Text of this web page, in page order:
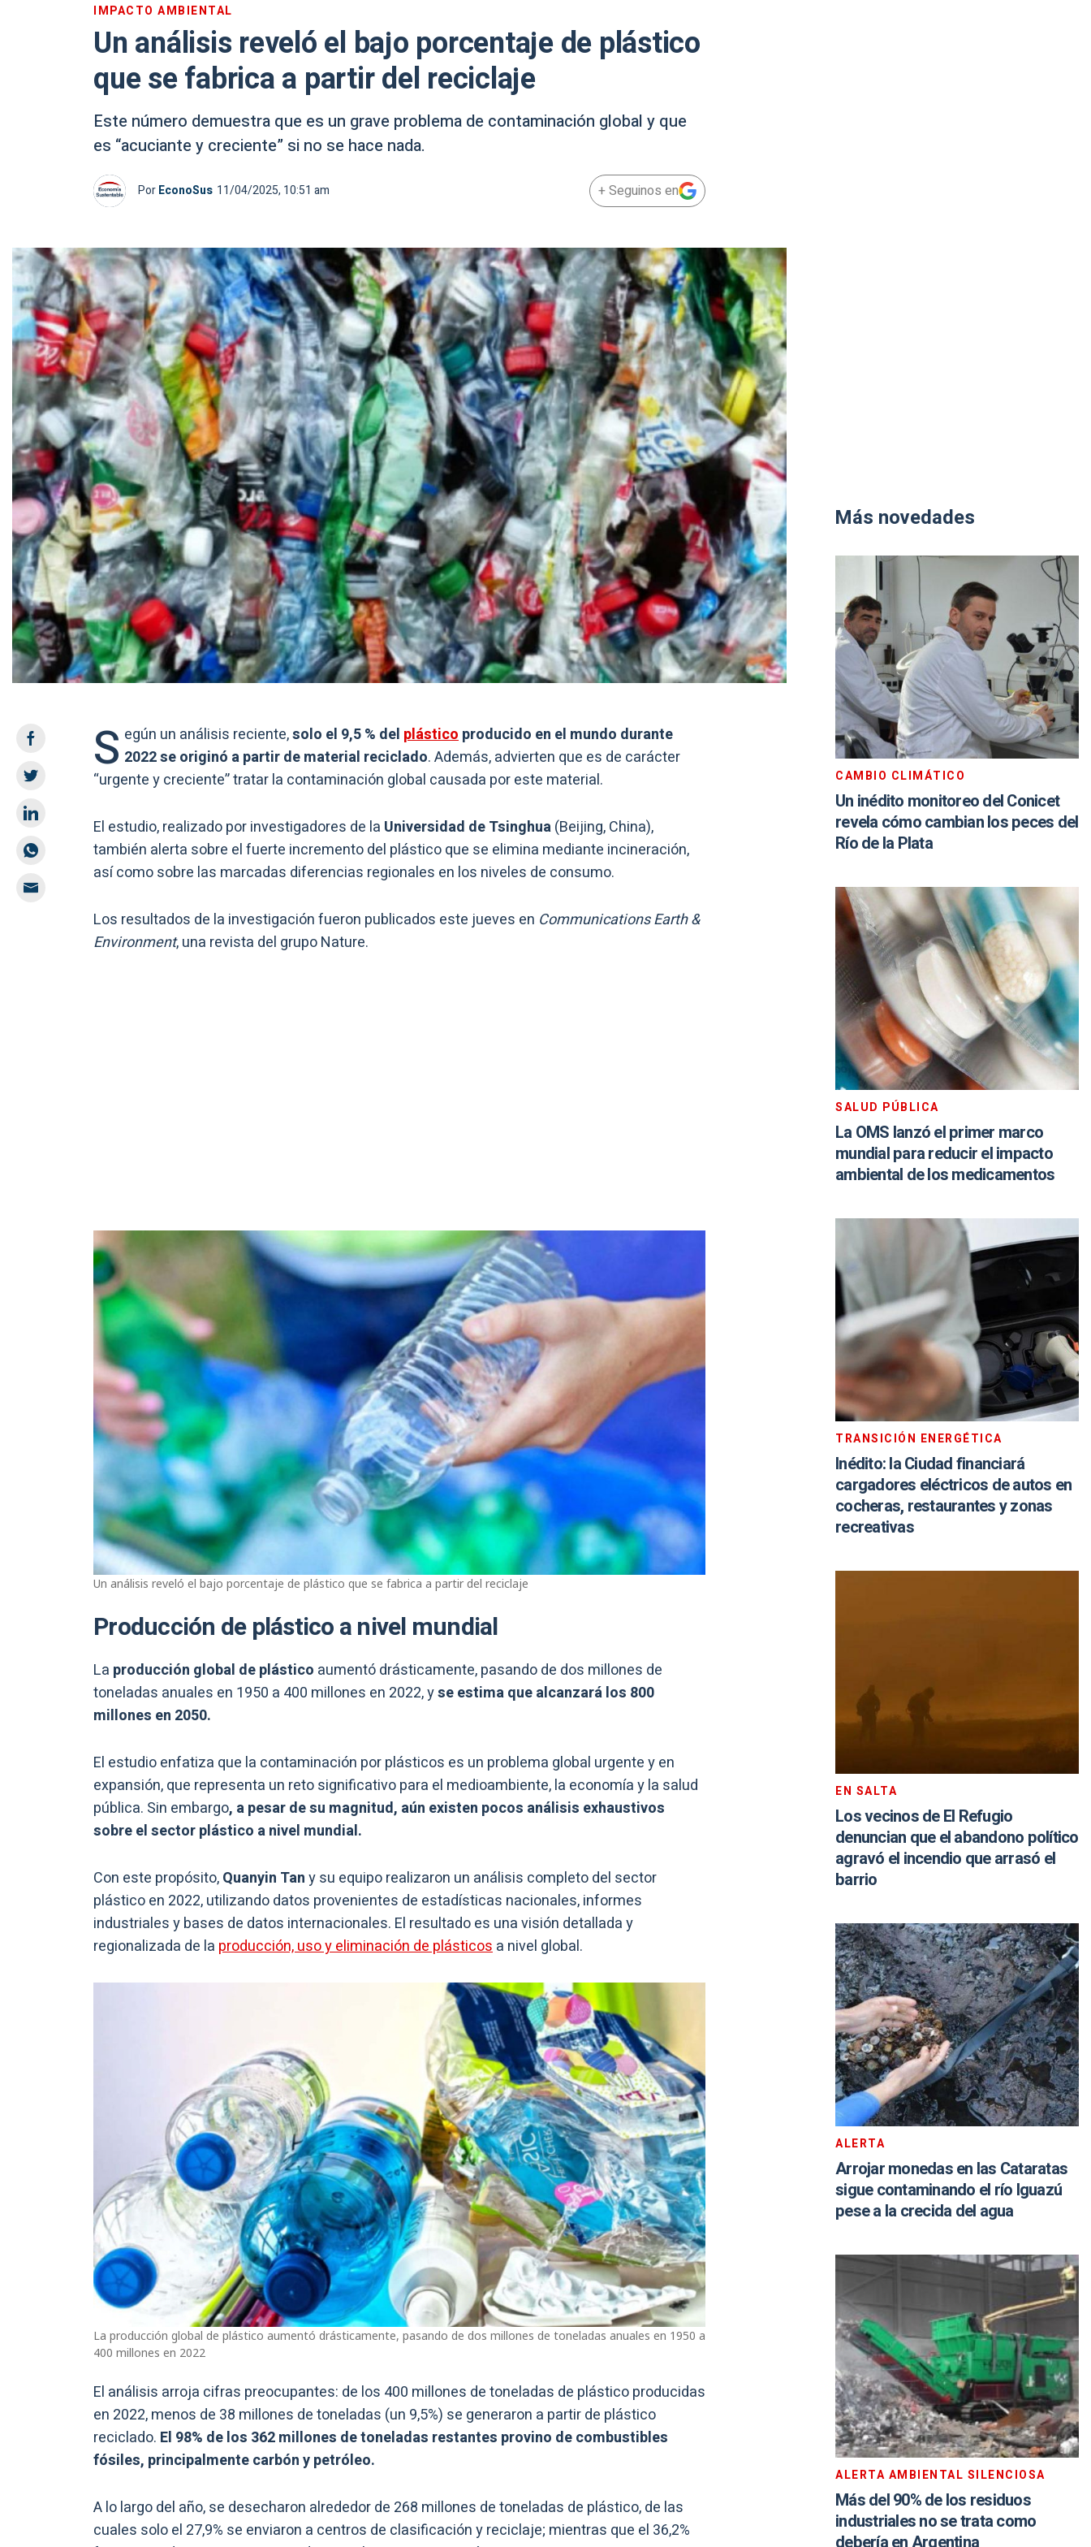
IMPACTO AMBIENTAL
Un análisis reveló el bajo porcentaje de plástico
que se fabrica a partir del reciclaje
Este número demuestra que es un grave problema de contaminación global y que
es “acuciante y creciente” si no se hace nada.
PorEconoSus 11/04/2025, 10:51 am + Seguinos en
S egún un análisis reciente,solo el 9,5 % del plásticoproducido en el mundo durante
2022 se originó a partir de material reciclado. Además, advierten que es de carácter
“urgente y creciente” tratar la contaminación global causada por este material.
El estudio, realizado por investigadores de la Universidad de Tsinghua(Beijing, China),
también alerta sobre el fuerte incremento del plástico que se elimina mediante incineración,
así como sobre las marcadas diferencias regionales en los niveles de consumo.
Los resultados de la investigación fueron publicados este jueves en Communications Earth &
Environment, una revista del grupo Nature.
Un análisis reveló el bajo porcentaje de plástico que se fabrica a partir del reciclaje
Producción de plástico a nivel mundial
La producción global de plástico aumentó drásticamente, pasando de dos millones de
toneladas anuales en 1950 a 400 millones en 2022, yse estima que alcanzará los 800
millones en 2050.
El estudio enfatiza que la contaminación por plásticos es un problema global urgente y en
expansión, que representa un reto significativo para el medioambiente, la economía y la salud
pública. Sin embargo, a pesar de su magnitud, aún existen pocos análisis exhaustivos
sobre el sector plástico a nivel mundial.
Con este propósito,Quanyin Tany su equipo realizaron un análisis completo del sector
plástico en 2022, utilizando datos provenientes de estadísticas nacionales, informes
industriales y bases de datos internacionales. El resultado es una visión detallada y
regionalizada de la producción, uso y eliminación de plásticosa nivel global.
La producción global de plástico aumentó drásticamente, pasando de dos millones de toneladas anuales en 1950 a
400 millones en 2022
El análisis arroja cifras preocupantes: de los 400 millones de toneladas de plástico producidas
en 2022, menos de 38 millones de toneladas (un 9,5%) se generaron a partir de plástico
reciclado. El 98% de los 362 millones de toneladas restantes provino de combustibles
fósiles, principalmente carbón y petróleo.
A lo largo del año, se desecharon alrededor de 268 millones de toneladas de plástico, de las
cuales solo el 27,9% se enviaron a centros de clasificación y reciclaje; mientras que el 36,2%
Más novedades
CAMBIO CLIMÁTICO
Un inédito monitoreo del Conicet
revela cómo cambian los peces del
Río de la Plata
SALUD PÚBLICA
La OMS lanzó el primer marco
mundial para reducir el impacto
ambiental de los medicamentos
TRANSICIÓN ENERGÉTICA
Inédito: la Ciudad financiará
cargadores eléctricos de autos en
cocheras, restaurantes y zonas
recreativas
EN SALTA
Los vecinos de El Refugio
denuncian que el abandono político
agravó el incendio que arrasó el
barrio
ALERTA
Arrojar monedas en las Cataratas
sigue contaminando el río Iguazú
pese a la crecida del agua
ALERTA AMBIENTAL SILENCIOSA
Más del 90% de los residuos
industriales no se trata como